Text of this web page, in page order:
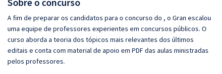
A fim de preparar os candidatos para o concurso do , o Gran escalou
uma equipe de professores experientes em concursos públicos. O
curso aborda a teoria dos tópicos mais relevantes dos últimos
editais e conta com material de apoio em PDF das aulas ministradas
pelos professores.